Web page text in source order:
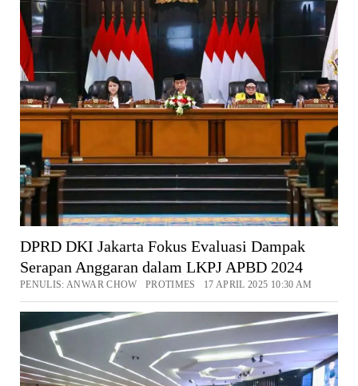
DPRD DKI Jakarta Fokus Evaluasi Dampak
Serapan Anggaran dalam LKPJ APBD 2024
PENULIS: ANWAR CHOW PROTIMES 17 APRIL 2025 10:30 AM